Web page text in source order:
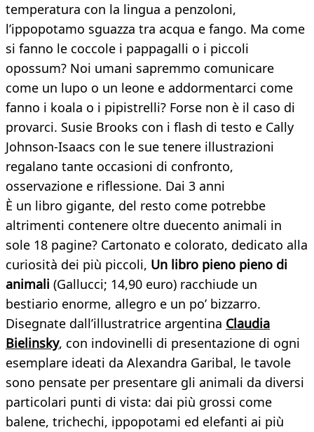
temperatura con la lingua a penzoloni,
l’ippopotamo sguazza tra acqua e fango. Ma come
si fanno le coccole i pappagalli o i piccoli
opossum? Noi umani sapremmo comunicare
come un lupo o un leone e addormentarci come
fanno i koala o i pipistrelli? Forse non è il caso di
provarci. Susie Brooks con i flash di testo e Cally
Johnson-Isaacs con le sue tenere illustrazioni
regalano tante occasioni di confronto,
osservazione e riflessione. Dai 3 anni
È un libro gigante, del resto come potrebbe
altrimenti contenere oltre duecento animali in
sole 18 pagine? Cartonato e colorato, dedicato alla
curiosità dei più piccoli, Un libro pieno pieno di
animali (Gallucci; 14,90 euro) racchiude un
bestiario enorme, allegro e un po’ bizzarro.
Disegnate dall’illustratrice argentina Claudia
Bielinsky, con indovinelli di presentazione di ogni
esemplare ideati da Alexandra Garibal, le tavole
sono pensate per presentare gli animali da diversi
particolari punti di vista: dai più grossi come
balene, trichechi, ippopotami ed elefanti ai più